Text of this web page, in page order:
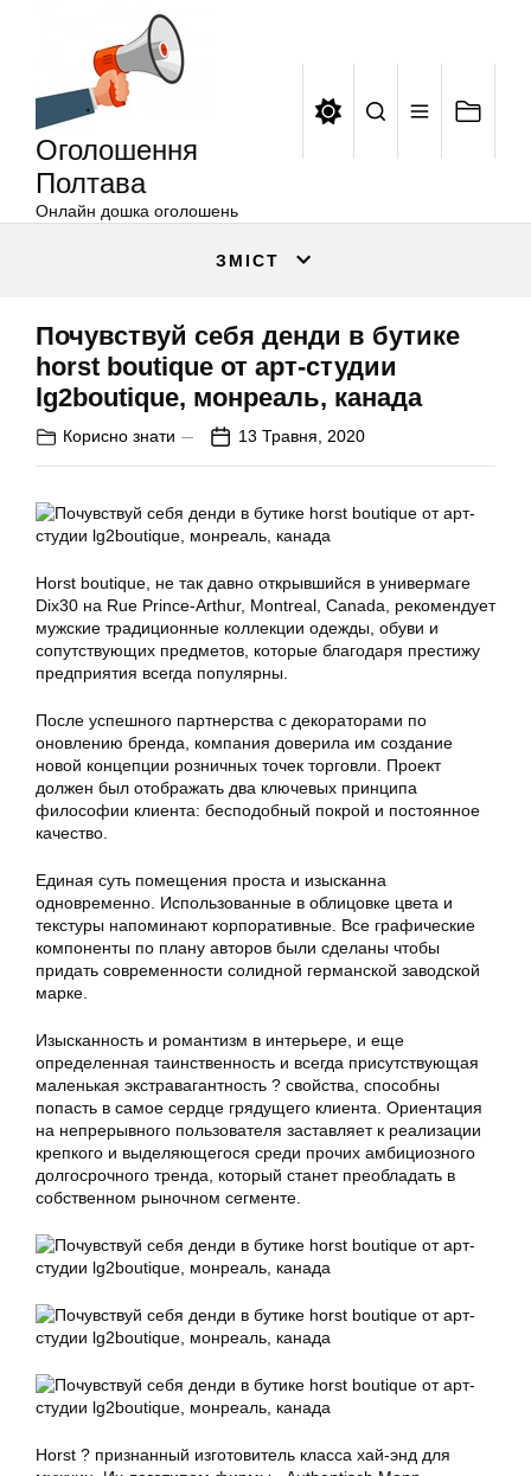
Оголошення
Полтава
Онлайн дошка оголошень
ЗМІСТ
Почувствуй себя денди в бутике
horst boutique от арт-студии
lg2boutique, монреаль, канада
Корисно знати 13 Травня, 2020
Horst boutique, не так давно открывшийся в универмаге
Dix30 на Rue Prince-Arthur, Montreal, Canada, рекомендует
мужские традиционные коллекции одежды, обуви и
сопутствующих предметов, которые благодаря престижу
предприятия всегда популярны.
После успешного партнерства с декораторами по
оновлению бренда, компания доверила им создание
новой концепции розничных точек торговли. Проект
должен был отображать два ключевых принципа
философии клиента: бесподобный покрой и постоянное
качество.
Единая суть помещения проста и изысканна
одновременно. Использованные в облицовке цвета и
текстуры напоминают корпоративные. Все графические
компоненты по плану авторов были сделаны чтобы
придать современности солидной германской заводской
марке.
Изысканность и романтизм в интерьере, и еще
определенная таинственность и всегда присутствующая
маленькая экстравагантность ? свойства, способны
попасть в самое сердце грядущего клиента. Ориентация
на непрерывного пользователя заставляет к реализации
крепкого и выделяющегося среди прочих амбициозного
долгосрочного тренда, который станет преобладать в
собственном рыночном сегменте.
Horst ? признанный изготовитель класса хай-энд для